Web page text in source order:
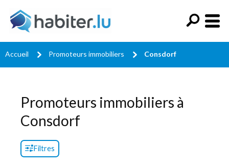
Accueil Promoteurs immobiliers Consdorf
Promoteurs immobiliers à
Consdorf
Filtres